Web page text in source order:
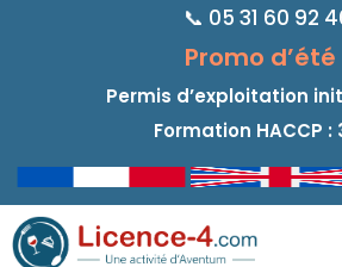
📞 05 31 60 92
Promo d’été
Permis d’exploitation
Formation HACCP :